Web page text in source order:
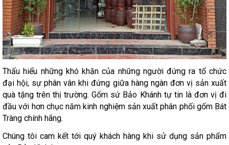
Thấu hiểu những khó khăn của những người đứng ra tổ chức
đại hội, sự phân vân khi đứng giữa hàng ngàn đơn vị sản xuất
quà tặng trên thị trường. Gốm sứ Bảo Khánh tự tin là đơn vị đi
đầu với hơn chục năm kinh nghiệm sản xuất phân phối gốm Bát
Tràng chính hãng.
Chúng tôi cam kết tới quý khách hàng khi sử dụng sản phẩm